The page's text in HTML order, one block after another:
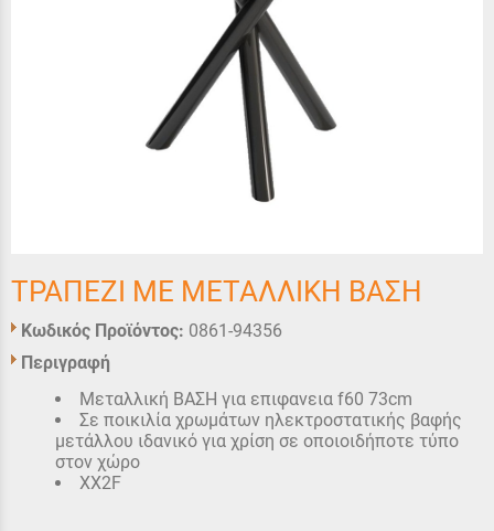
ΤΡΑΠΕΖΙ ΜΕ ΜΕΤΑΛΛΙΚΗ ΒΑΣΗ
Κωδικός Προϊόντος: 0861-94356
Περιγραφή
Μεταλλική ΒΑΣΗ για επιφανεια f60 73cm
Σε ποικιλία χρωμάτων ηλεκτροστατικής βαφής
μετάλλου ιδανικό για χρίση σε οποιοιδήποτε τύπο
στον χώρο
XX2F